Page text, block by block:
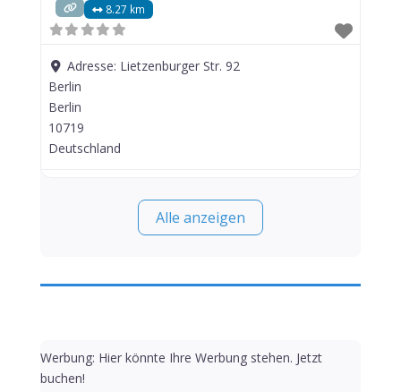
8.27 km
Adresse: Lietzenburger Str. 92
Berlin
Berlin
10719
Deutschland
Alle anzeigen
Werbung: Hier könnte Ihre Werbung stehen. Jetzt
buchen!